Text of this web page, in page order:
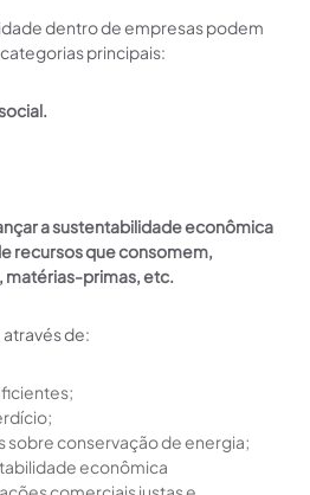
dentro de empresas podem
principais:
a sustentabilidade econômica
recursos que consomem,
matérias-primas, etc.
de:
sobre conservação de energia;
econômica